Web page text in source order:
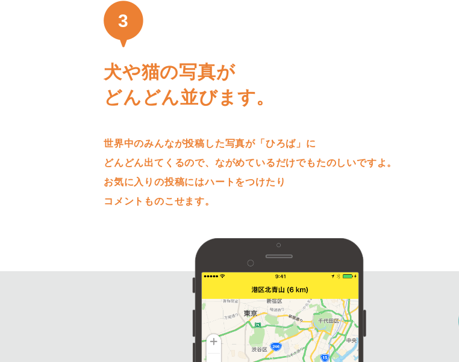
3
犬や猫の写真が
どんどん並びます。
世界中のみんなが投稿した写真が「ひろば」に
どんどん出てくるので、ながめているだけでもたのしいですよ。
お気に入りの投稿にはハートをつけたり
コメントものこせます。